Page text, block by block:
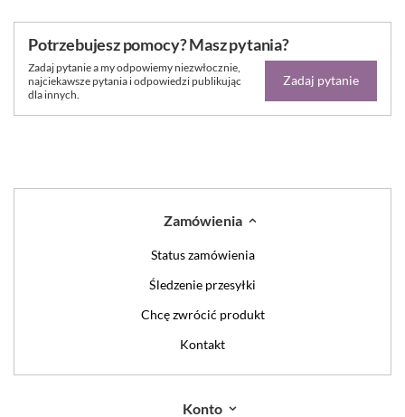
Potrzebujesz pomocy? Masz pytania?
Zadaj pytanie a my odpowiemy niezwłocznie,
najciekawsze pytania i odpowiedzi publikując
dla innych.
Zadaj pytanie
Zamówienia
Status zamówienia
Śledzenie przesyłki
Chcę zwrócić produkt
Kontakt
Konto